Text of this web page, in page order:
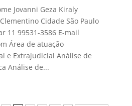
Jovanni Geza Kiraly
Cidade São Paulo
11 99531-3586 E-mail
Área de atuação
e Extrajudicial Análise de
Análise de...